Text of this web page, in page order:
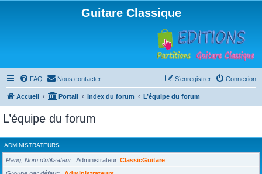
Guitare Classique
FAQ Nous contacter Connexion
S’enregistrer
Accueil Portail Index du forum L’équipe du forum
L’équipe du forum
ADMINISTRATEURS
Rang, Nom d’utilisateur Administrateur ClassicGuitare